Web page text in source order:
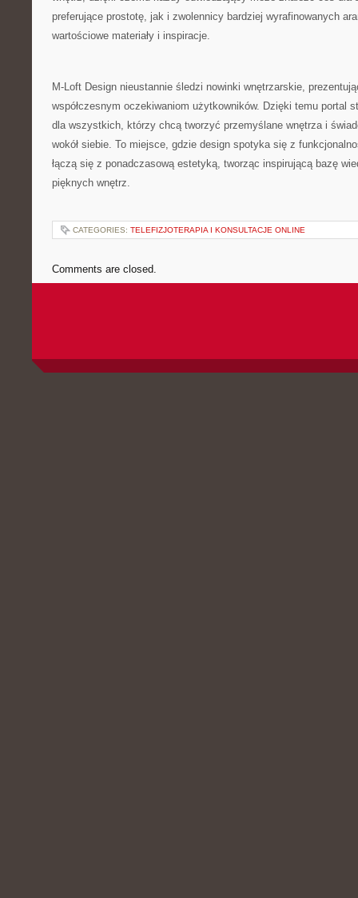
preferujące prostotę, jak i zwolennicy bardziej wyrafinowanych
wartościowe materiały i inspiracje.
M-Loft Design nieustannie śledzi nowinki wnętrzarskie,
współczesnym oczekiwaniom użytkowników. Dzięki temu portal
dla wszystkich, którzy chcą tworzyć przemyślane wnętrza i
wokół siebie. To miejsce, gdzie design spotyka się z
łączą się z ponadczasową estetyką, tworząc inspirującą bazę
pięknych wnętrz.
CATEGORIES: TELEFIZJOTERAPIA I KONSULTACJE ONLINE
Comments are closed.